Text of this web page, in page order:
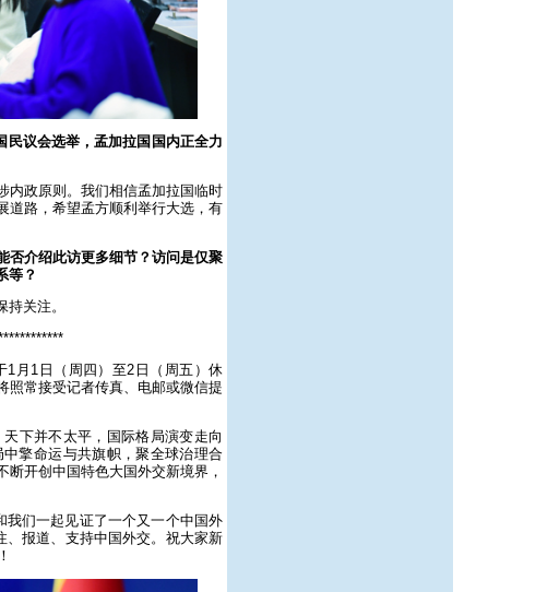
民议会选举，孟加拉国国内正全力
内政原则。我们相信孟加拉国临时
道路，希望孟方顺利举行大选，有
否介绍此访更多细节？访问是仅聚
等？
关注。
1月1日（周四）至2日（周五）休
照常接受记者传真、电邮或微信提
下并不太平，国际格局演变走向
擎命运与共旗帜，聚全球治理合
开创中国特色大国外交新境界，
我们一起见证了一个又一个中国外
、报道、支持中国外交。祝大家新